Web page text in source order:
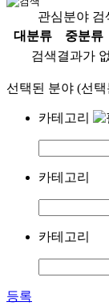
관심분야 검
대분류
중분류
검색결과가
선택된 분야 (선
카테고리
카테고리
카테고리
등록